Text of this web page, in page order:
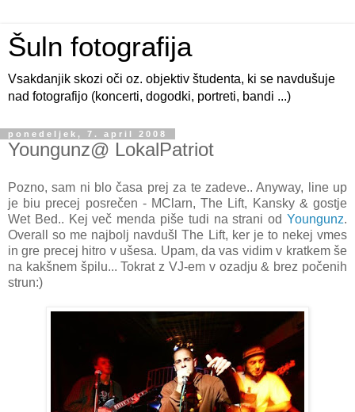
Šuln fotografija
Vsakdanjik skozi oči oz. objektiv študenta, ki se navdušuje
nad fotografijo (koncerti, dogodki, portreti, bandi ...)
ponedeljek, 7. april 2008
Youngunz@ LokalPatriot
Pozno, sam ni blo časa prej za te zadeve.. Anyway, line up
je biu precej posrečen - MClarn, The Lift, Kansky & gostje
Wet Bed.. Kej več menda piše tudi na strani od Youngunz.
Overall so me najbolj navdušl The Lift, ker je to nekej vmes
in gre precej hitro v ušesa. Upam, da vas vidim v kratkem še
na kakšnem špilu... Tokrat z VJ-em v ozadju & brez počenih
strun:)